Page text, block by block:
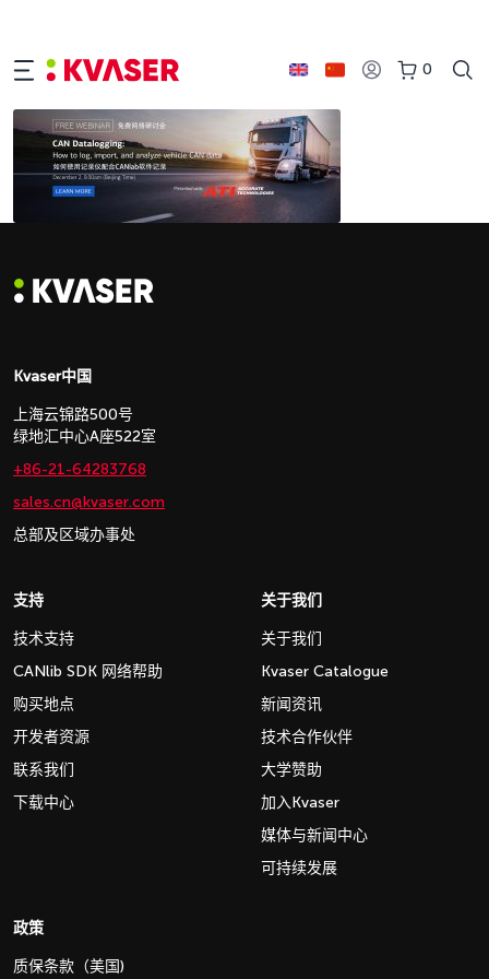
0
Kvaser中国
上海云锦路500号
绿地汇中心A座522室
+86-21-64283768
sales.cn@kvaser.com
总部及区域办事处
支持
技术支持
CANlib SDK 网络帮助
购买地点
开发者资源
联系我们
下载中心
关于我们
关于我们
Kvaser Catalogue
新闻资讯
技术合作伙伴
大学赞助
加入Kvaser
媒体与新闻中心
可持续发展
政策
质保条款（美国)